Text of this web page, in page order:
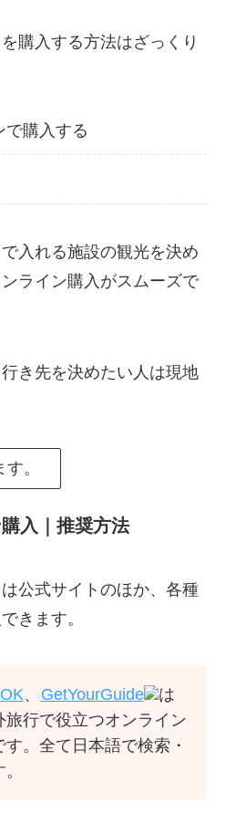
購入する方法はざっくり
で購入する
入れる施設の観光を決め
ライン購入がスムーズで
き先を決めたい人は現地
。
入｜推奨方法
公式サイトのほか、各種
きます。
、 GetYourGuide
は
旅行で役立つオンライン
。全て日本語で検索・